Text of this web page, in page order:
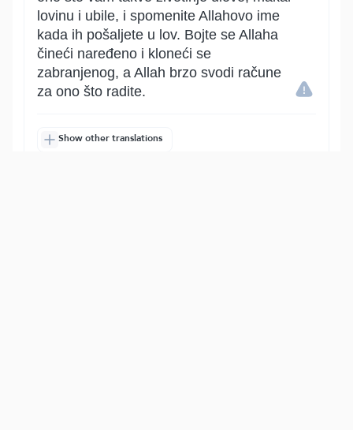
lovinu i ubile, i spomenite Allahovo ime
kada ih pošaljete u lov. Bojte se Allaha
čineći naređeno i kloneći se
zabranjenog, a Allah brzo svodi račune
za ono što radite.
Show other translations